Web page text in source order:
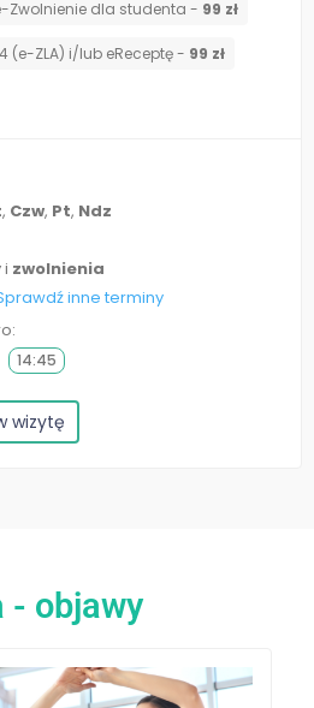
Zwolnienie dla studenta - 99 zł
(e-ZLA) i/lub eReceptę - 99 zł
, Czw, Pt, Ndz
i zwolnienia
inne terminy
14:45
wizytę
- objawy